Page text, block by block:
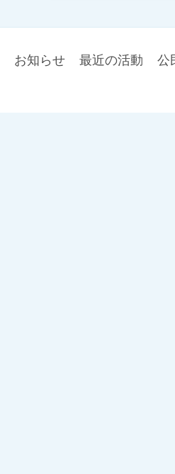
お知らせ 最近の活動 公